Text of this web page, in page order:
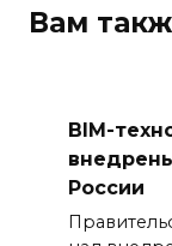
Вам
BIM-
России